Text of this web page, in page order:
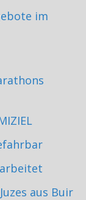
im
aus Buir